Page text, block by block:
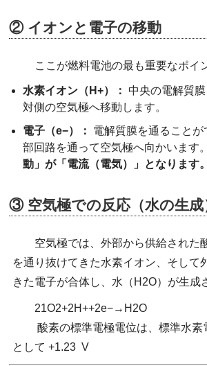
② イオンと電子の移動
ここが燃料電池の最も重要なポイン
水素イオン（H+）： 中央の電解質
対側の空気極へ移動します。
電子（e−）：
電解質膜を通ること
部回路を通って空気極へ向かいます。
動」が「電流（電気）」となります。
③ 空気極での反応（水の生成
空気極では、外部から供給された
を通り抜けてきた水素イオン、そして
きた電子が合体し、水（H2​O）が生成
21​O2​+2H++2e−→H2​O
酸素の標準電極電位は、標準水素
として +1.23 V